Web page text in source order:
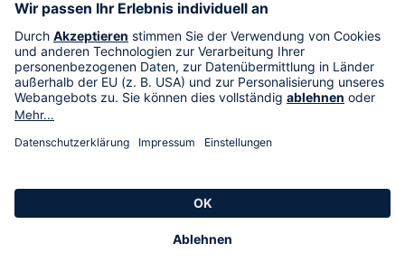
Im TV
HSE International